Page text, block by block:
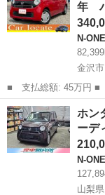
シュスタート ス...
年
N-ONE
金沢市
■ 支払総額: 45万円 ■ 車両本体価格： 340,000 円 ■ メーカー
名： ホンダ ■ 車種
ッケージ 車検２年
Ｄ ＵＳＢ スマ...
石川 金沢市
ホン
ー
N-ONE
山梨